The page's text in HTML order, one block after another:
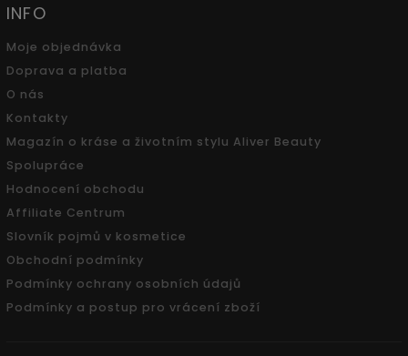
INFO
Moje objednávka
Doprava a platba
O nás
Kontakty
Magazín o kráse a životním stylu Aliver Beauty
Spolupráce
Hodnocení obchodu
Affiliate Centrum
Slovník pojmů v kosmetice
Obchodní podmínky
Podmínky ochrany osobních údajů
Podmínky a postup pro vrácení zboží